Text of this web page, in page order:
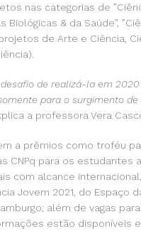
nas categorias de
& da Saúde”,
de Arte e Ciência,
de realizá-la em
para o surgimento
a professora Vera
a prêmios como troféu
CNPq para os estudantes
alcance internacional,
Jovem 2021, do Espaço
além de vagas para
estão disponíveis